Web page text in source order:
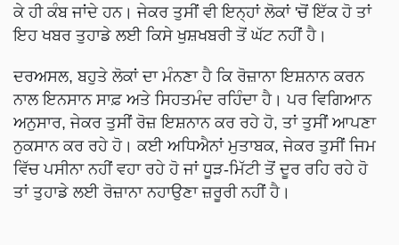
ਕੇ ਹੀ ਕੰਬ ਜਾਂਦੇ ਹਨ। ਜੇਕਰ ਤੁਸੀਂ ਵੀ ਇਨ੍ਹਾਂ ਲੋਕਾਂ 'ਚੋਂ ਇੱਕ ਹੋ ਤਾਂ
ਇਹ ਖਬਰ ਤੁਹਾਡੇ ਲਈ ਕਿਸੇ ਖੁਸ਼ਖਬਰੀ ਤੋਂ ਘੱਟ ਨਹੀਂ ਹੈ।
ਦਰਅਸਲ, ਬਹੁਤੇ ਲੋਕਾਂ ਦਾ ਮੰਨਣਾ ਹੈ ਕਿ ਰੋਜ਼ਾਨਾ ਇਸ਼ਨਾਨ ਕਰਨ
ਨਾਲ ਇਨਸਾਨ ਸਾਫ਼ ਅਤੇ ਸਿਹਤਮੰਦ ਰਹਿੰਦਾ ਹੈ। ਪਰ ਵਿਗਿਆਨ
ਅਨੁਸਾਰ, ਜੇਕਰ ਤੁਸੀਂ ਰੋਜ਼ ਇਸ਼ਨਾਨ ਕਰ ਰਹੇ ਹੋ, ਤਾਂ ਤੁਸੀਂ ਆਪਣਾ
ਨੁਕਸਾਨ ਕਰ ਰਹੇ ਹੋ। ਕਈ ਅਧਿਐਨਾਂ ਮੁਤਾਬਕ, ਜੇਕਰ ਤੁਸੀਂ ਜਿਮ
ਵਿੱਚ ਪਸੀਨਾ ਨਹੀਂ ਵਹਾ ਰਹੇ ਹੋ ਜਾਂ ਧੂੜ-ਮਿੱਟੀ ਤੋਂ ਦੂਰ ਰਹਿ ਰਹੇ ਹੋ
ਤਾਂ ਤੁਹਾਡੇ ਲਈ ਰੋਜ਼ਾਨਾ ਨਹਾਉਣਾ ਜ਼ਰੂਰੀ ਨਹੀਂ ਹੈ।